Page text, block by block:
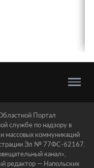
Портал
службе по надзору в
массовых коммуникаций
Эл № 77ФС-62167.
канал»,
редактор — Напольских